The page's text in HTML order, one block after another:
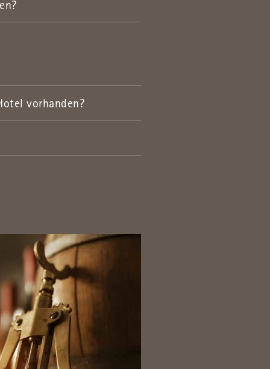
vorhanden?